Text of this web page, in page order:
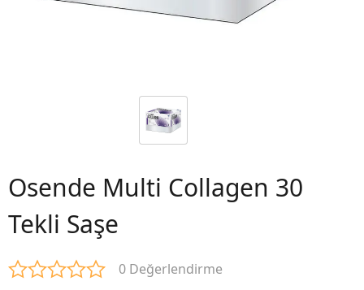
Osende Multi Collagen 30
Tekli Saşe
0 Değerlendirme